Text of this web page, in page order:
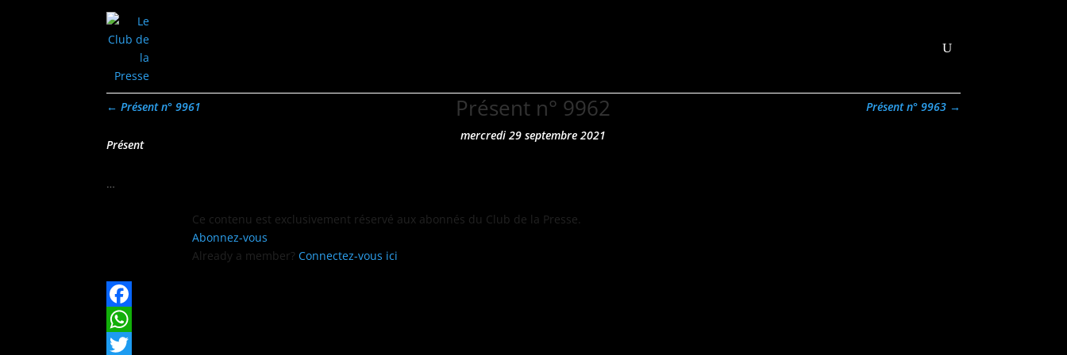
←Présent n° 9961
Présent
Présent n° 9962
mercredi 29 septembre 2021
Présent n° 9963→
…
Ce con­tenu est exclu­sive­ment réservé aux abon­nés du Club de la Presse.
Abon­nez-vous
Already a mem­ber? Con­nectez-vous ici
Facebook
WhatsApp